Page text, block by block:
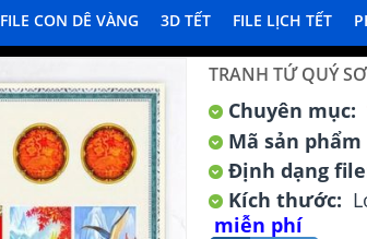
FILE CON DÊ VÀNG 3D TẾT FILE LỊCH TẾT
TRANH TỨ QUÝ
Chuyên mục:
Mã sản phẩm
Định dạng
Kích thước:
miễn phí